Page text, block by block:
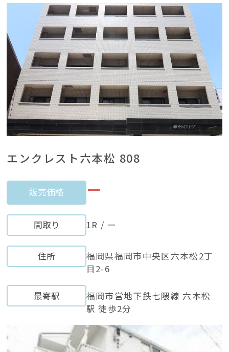
エンクレスト六本松 808
販売価格 ー
間取り 1R / ー
住所
福岡県福岡市中央区六本松2丁
目2-6
最寄駅
福岡市営地下鉄七隈線 六本松
駅 徒歩2分